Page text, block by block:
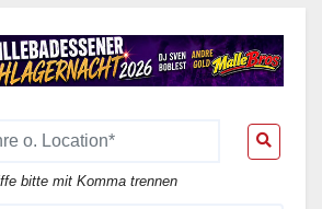
bitte mit Komma trennen